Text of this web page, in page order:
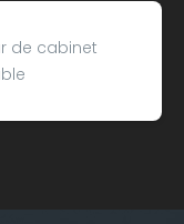
de cabinet